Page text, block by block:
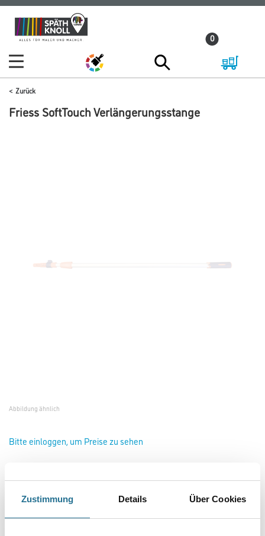
Zustimmung Details Über Cookies
Zum
Inhalt
Zum
Navigationsmenü
0
Zurück
Friess SoftTouch Verlängerungsstange
Abbildung ähnlich
Bitte einloggen, um Preise zu sehen
Art-Nr.:4040-002836